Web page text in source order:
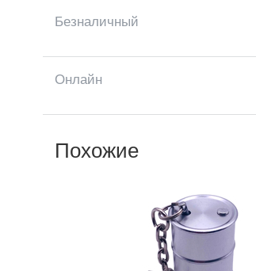
Безналичный
Онлайн
Похожие